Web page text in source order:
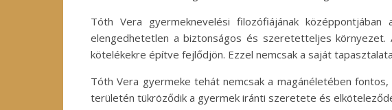
Tóth Vera gyermeknevelési filozófiájának
elengedhetetlen a biztonságos és szeretetteljes
kötelékekre építve fejlődjön. Ezzel nemcsak a saját
Tóth Vera gyermeke tehát nemcsak a magánéletében
területén tükröződik a gyermek iránti szeretete és